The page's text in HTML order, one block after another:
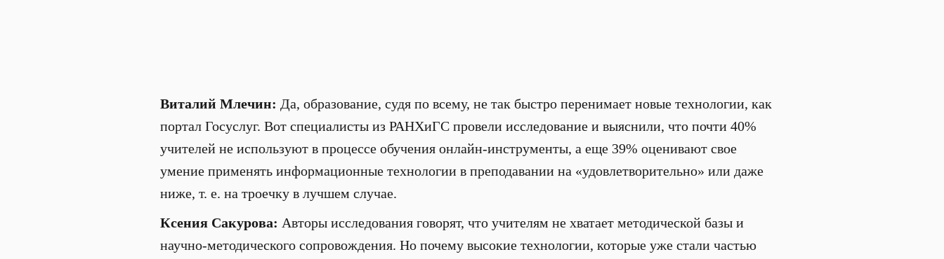
Виталий Млечин: Да, образование, судя по всему, не так быстро перенимает новые технологии, как
портал Госуслуг. Вот специалисты из РАНХиГС провели исследование и выяснили, что почти 40%
учителей не используют в процессе обучения онлайн-инструменты, а еще 39% оценивают свое
умение применять информационные технологии в преподавании на «удовлетворительно» или даже
ниже, т. е. на троечку в лучшем случае.
Ксения Сакурова: Авторы исследования говорят, что учителям не хватает методической базы и
научно-методического сопровождения. Но почему высокие технологии, которые уже стали частью